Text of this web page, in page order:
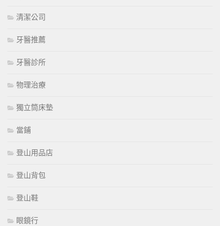
清潔公司
牙醫推薦
牙醫診所
物理治療
獨立筒床墊
當鋪
登山用品店
登山背包
登山鞋
眼鏡行